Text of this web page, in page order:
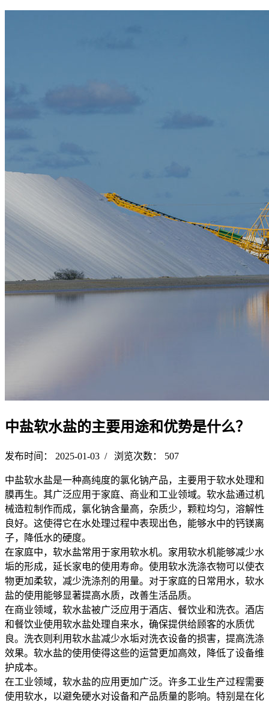
中盐软水盐的主要用途和优势是什么？
发布时间： 2025-01-03 / 浏览次数： 507
中盐软水盐是一种高纯度的氯化钠产品，主要用于软水处理和
膜再生。其广泛应用于家庭、商业和工业领域。软水盐通过机
械造粒制作而成，氯化钠含量高，杂质少，颗粒均匀，溶解性
良好。这使得它在水处理过程中表现出色，能够水中的钙镁离
子，降低水的硬度。
在家庭中，软水盐常用于家用软水机。家用软水机能够减少水
垢的形成，延长家电的使用寿命。使用软水洗涤衣物可以使衣
物更加柔软，减少洗涤剂的用量。对于家庭的日常用水，软水
盐的使用能够显著提高水质，改善生活品质。
在商业领域，软水盐被广泛应用于酒店、餐饮业和洗衣。酒店
和餐饮业使用软水盐处理自来水，确保提供给顾客的水质优
良。洗衣则利用软水盐减少水垢对洗衣设备的损害，提高洗涤
效果。软水盐的使用使得这些的运营更加高效，降低了设备维
护成本。
在工业领域，软水盐的应用更加广泛。许多工业生产过程需要
使用软水，以避免硬水对设备和产品质量的影响。特别是在化